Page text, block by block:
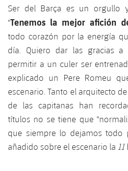
Ser del Barça es un orgullo
"Tenemos la mejor afición
todo corazón por la energía
día. Quiero dar las gracias
permitir a un culer ser
explicado un Pere Romeu
escenario. Tanto el arquitecto
de las capitanas han
títulos no se tiene que
que siempre lo dejamos todo
añadido sobre el escenario la 11